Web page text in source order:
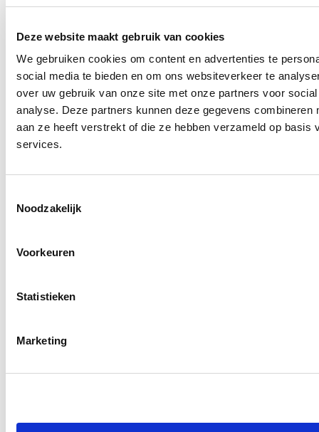
Deze website maakt gebruik van cookies
We gebruiken cookies om content en advertenties te
social media te bieden en om ons websiteverkeer te
over uw gebruik van onze site met onze partners voor
analyse. Deze partners kunnen deze gegevens combineren
aan ze heeft verstrekt of die ze hebben verzameld op basis
services.
Noodzakelijk
Voorkeuren
Statistieken
Marketing